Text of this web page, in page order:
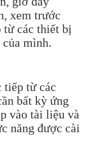
xem trước
từ các thiết bị
mình.
tiếp từ các
bất kỳ ứng
vào tài liệu và
năng được cài